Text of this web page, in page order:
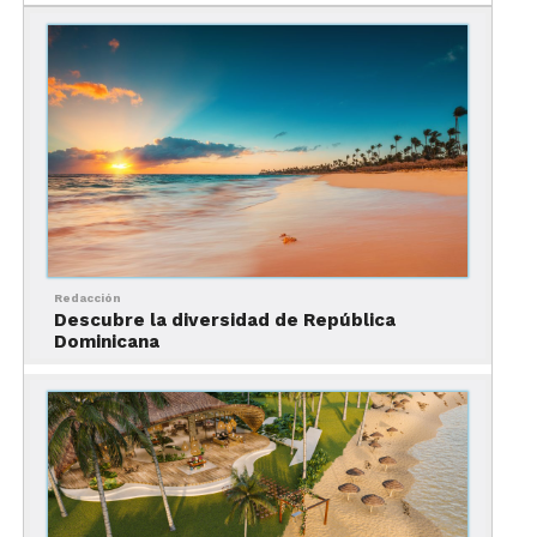
El viaje inicia el
vuelo directo desde México. A la llegada, los
pasajeros son recibidos y trasladados a su hotel,
donde empieza una semana perfecta de descanso
y actividades.
Durante los días 29 de diciembre al 3 de enero,
Redacción
Descubre la diversidad de República
Dominicana